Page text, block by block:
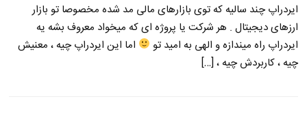
ایردراپ چند سالیه که توی بازارهای مالی مد شده مخصوصا تو بازار
ارزهای دیجیتال . هر شرکت یا پروژه ای که میخواد معروف بشه یه
ایردراپ راه میندازه و الهی به امید تو
اما این ایردراپ چیه ، معنیش
چیه ، کاربردش چیه ، […]